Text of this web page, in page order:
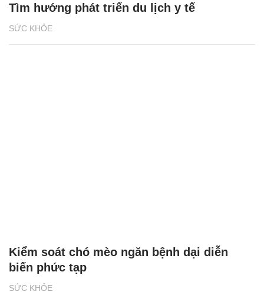
SỨC KHỎE
Tìm hướng phát triển du lịch y tế
SỨC KHỎE
Kiểm soát chó mèo ngăn bệnh dại diễn
biến phức tạp